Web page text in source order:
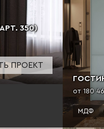
350)
ПРОЕКТ
от 180
МДФ